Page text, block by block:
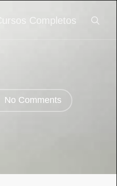
Cursos Completos
No Comments